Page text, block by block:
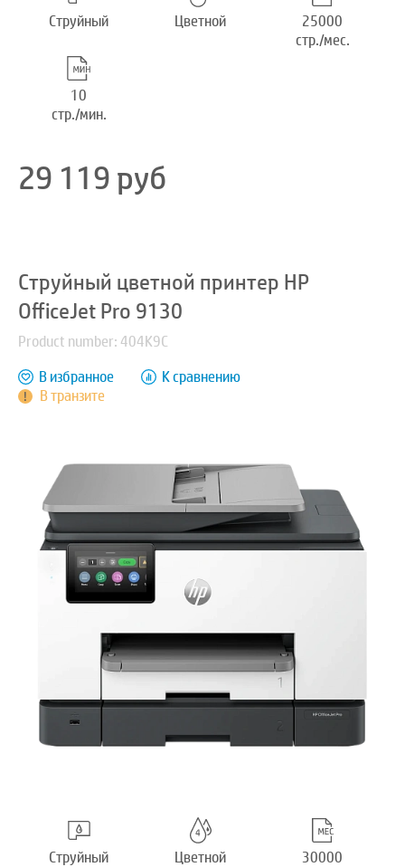
Струйный Цветной
25000
стр./мес.
10
стр./мин.
29 119руб
Струйный цветной принтер HP
OfficeJet Pro 9130
Product number: 404K9C
В транзите
В избранное К сравнению
Струйный Цветной
30000